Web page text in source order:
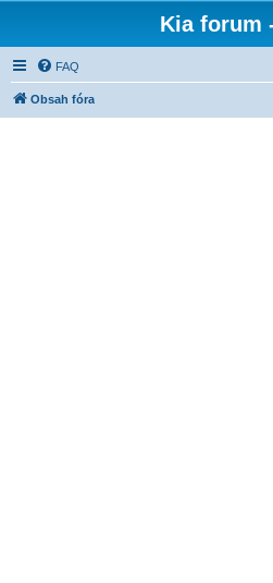
Kia forum
FAQ
Obsah fóra